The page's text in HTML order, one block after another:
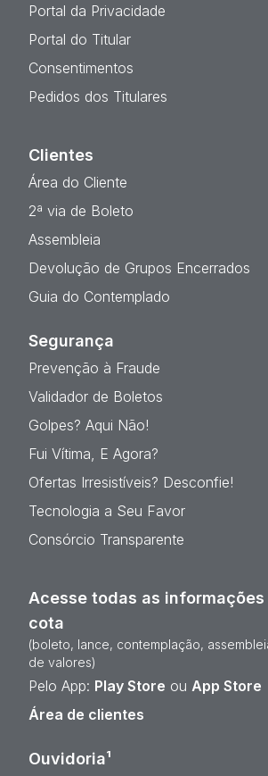
Portal da Privacidade
Portal do Titular
Consentimentos
Pedidos dos Titulares
Clientes
Área do Cliente
2ª via de Boleto
Assembleia
Devolução de Grupos Encerrados
Guia do Contemplado
Segurança
Prevenção à Fraude
Validador de Boletos
Golpes? Aqui Não!
Fui Vítima, E Agora?
Ofertas Irresistíveis? Desconfie!
Tecnologia a Seu Favor
Consórcio Transparente
Acesse todas as informações
cota
(boleto, lance, contemplação,
de valores)
Pelo App: Play Store ou App Store
Área de clientes
Ouvidoria¹